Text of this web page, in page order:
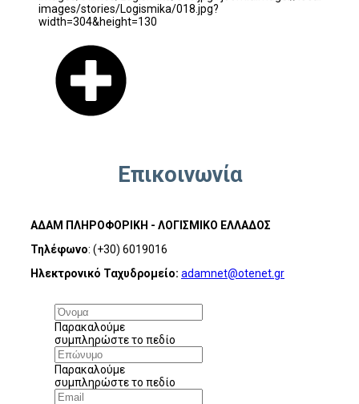
Επικοινωνία
ΑΔΑΜ ΠΛΗΡΟΦΟΡΙΚΗ - ΛΟΓΙΣΜΙΚΟ ΕΛΛΑΔΟΣ
Τηλέφωνο: (+30) 6019016
Ηλεκτρονικό Ταχυδρομείο: adamnet@otenet.gr
Παρακαλούμε
συμπληρώστε το πεδίο
Παρακαλούμε
συμπληρώστε το πεδίο